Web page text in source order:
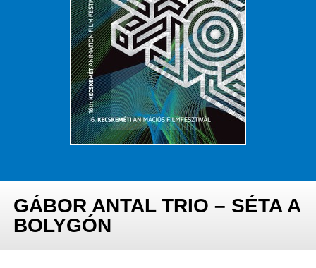
GÁBOR ANTAL TRIO – SÉTA A
BOLYGÓN